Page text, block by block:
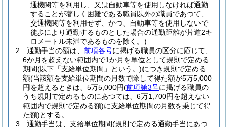
通機関等を利用し、又は自動車等を使用しなければ通勤
することが著しく困難である職員以外の職員であつて、
交通機関等を利用せず、かつ、自動車等を使用しないで
徒歩により通勤するものとした場合の通勤距離が片道2キ
ロメートル未満であるものを除く。)
2
通勤手当の額は、 前項各号に掲げる職員の区分に応じて、
6か月を超えない範囲内で1か月を単位として規則で定める
期間(以下「支給単位期間」という。)につき規則で定める
額(当該額を支給単位期間の月数で除して得た額が5万5,000
円を超えるときは、5万5,000円(前項第3号に掲げる職員の
うち規則で定めるものにあつては、6万1,700円を超えない
範囲内で規則で定める額)に支給単位期間の月数を乗じて得
た額)とする。
3
通勤手当は、支給単位期間(規則で定める通勤手当にあつ